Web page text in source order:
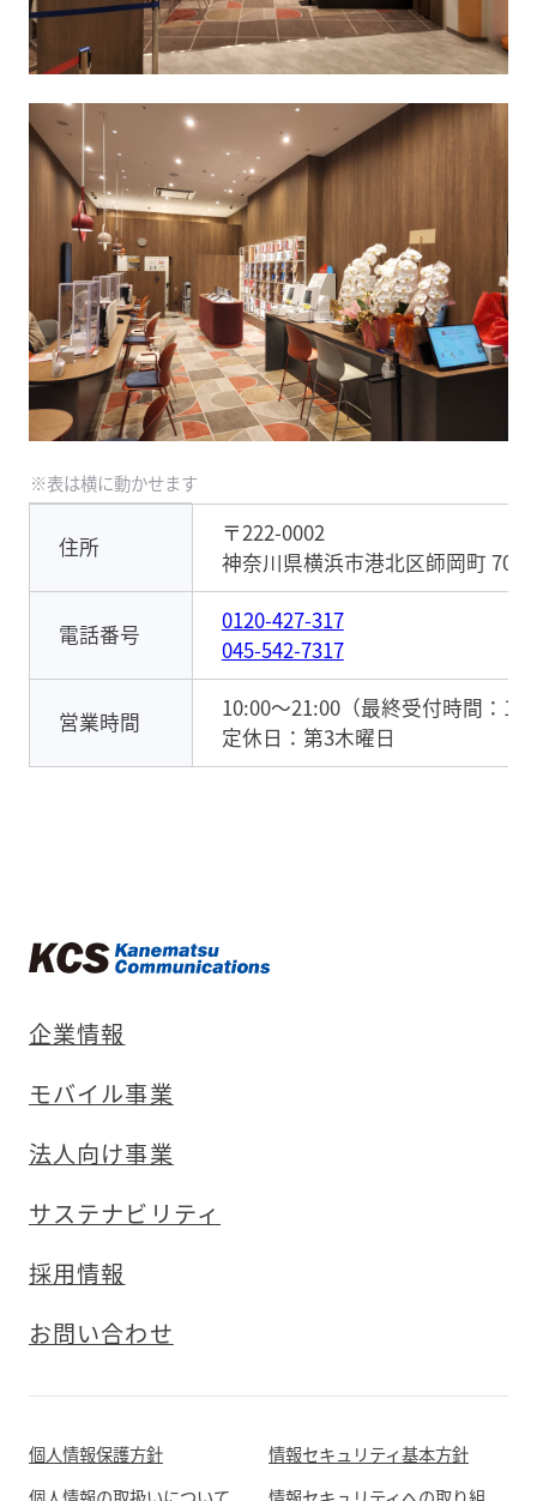
住所
〒222-0002
神奈川県横浜市港北区師岡町 700
電話番号
0120-427-317
045-542-7317
営業時間
10:00～21:00（最終受付時間：
定休日：第3木曜日
企業情報
モバイル事業
法人向け事業
サステナビリティ
採用情報
お問い合わせ
個人情報保護方針
情報セキュリティ基本方針